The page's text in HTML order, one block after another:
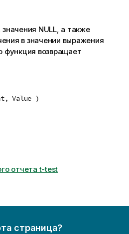
NULL, а также
в значении выражения
функция возвращает
Value )
отчета t-test
страница?